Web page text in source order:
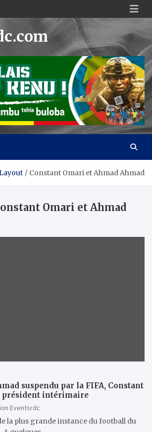
Constant Omari et Ahmad Ahmad
Omari et Ahmad
suspendu par la FIFA, Constant
président intérimaire
Eventsrdc
la plus grande instance du football du